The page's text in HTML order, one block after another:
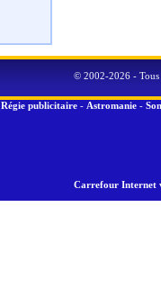
© 2002-2026 - Tous
Régie publicitaire - Astromanie -
Carrefour Internet